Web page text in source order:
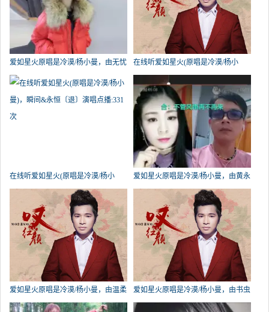
爱如星火原唱是冷漠/杨小曼，由无忧
翻唱(播放:7304)
在线听爱如星火(原唱是冷漠/杨小
在线听爱如星火(原唱是冷漠/杨小
曼)，瞬间&永恒〔退〕演唱点播:331
爱如星火原唱是冷漠/杨小曼，由黄永
贵翻唱(试听次数:218)
爱如星火原唱是冷漠/杨小曼，由温柔
的天份 〔有访必回〕翻唱(播放:150)
爱如星火原唱是冷漠/杨小曼，由书虫
翻唱(播放:142)